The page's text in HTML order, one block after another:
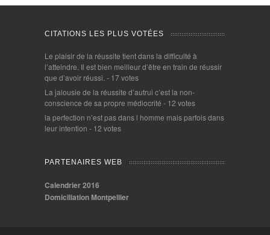
CITATIONS LES PLUS VOTÉES
Le plaisir de la réussite tient dans la difficulté à
l’atteindre. Il est bien meilleur d’être en train de réussir
que d’avoir réussi. - 17 votes
La jalousie de la réussite d’autrui c’est la non-
conscience de sa propre médiocrité - 12 votes
la perfection n’est pas dans l homme mais parfois dans
leur intention - 12 votes
PARTENAIRES WEB
Calendrier 2016
Domiciliation Montpellier